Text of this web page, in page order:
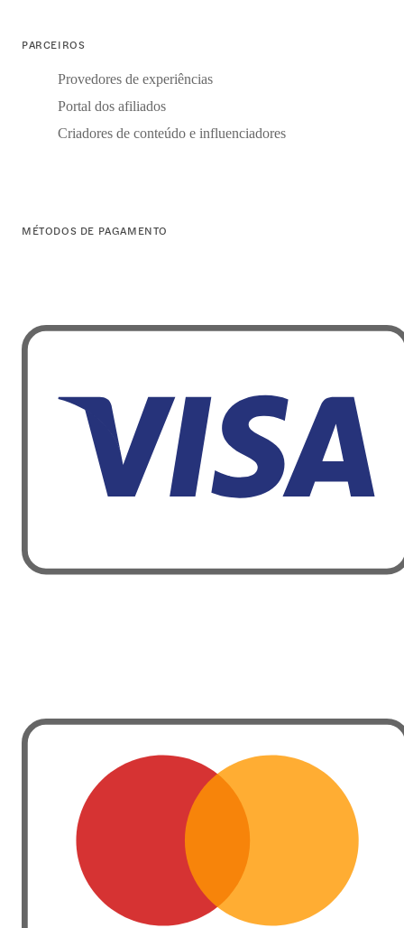
PARCEIROS
Provedores de experiências
Portal dos afiliados
Criadores de conteúdo e influenciadores
MÉTODOS DE PAGAMENTO